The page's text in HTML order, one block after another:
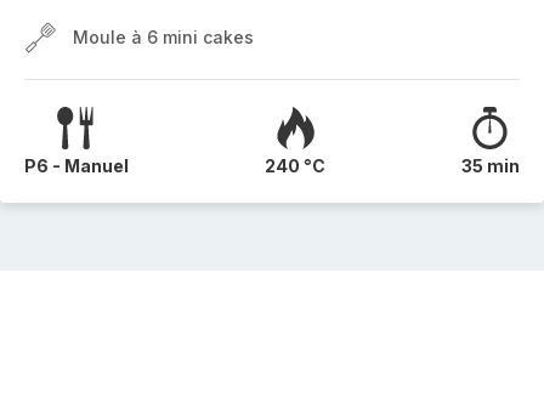
Moule à 6 mini cakes
P6 - Manuel 240 °C 35 min